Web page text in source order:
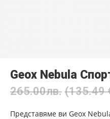
Geox Nebula
265.00лв. (135.49
Представяме ви Geox